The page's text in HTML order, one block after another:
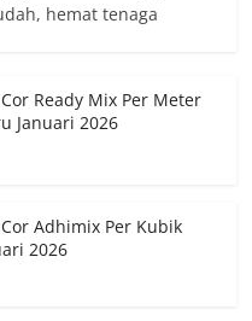
hemat tenaga
Ready Mix Per Meter
Januari 2026
Adhimix Per Kubik
2026